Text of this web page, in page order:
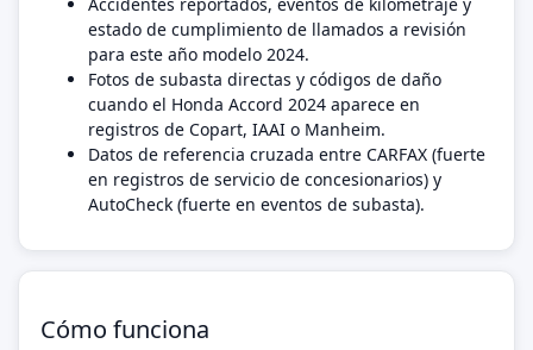
estado de cumplimiento de llamados a revisión
para este año modelo 2024.
Fotos de subasta directas y códigos de daño
cuando el Honda Accord 2024 aparece en
registros de Copart, IAAI o Manheim.
Datos de referencia cruzada entre CARFAX (fuerte
en registros de servicio de concesionarios) y
AutoCheck (fuerte en eventos de subasta).
Cómo funciona